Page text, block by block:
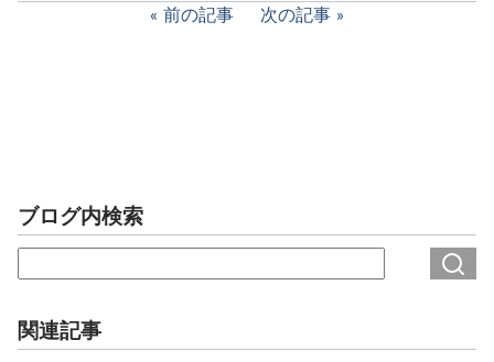
前の記事 次の記事
ブログ内検索
関連記事